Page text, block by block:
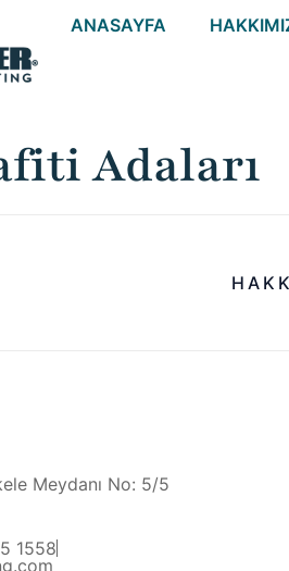
ANASAYFA
Adaları
Meydanı No: 5/5
1558